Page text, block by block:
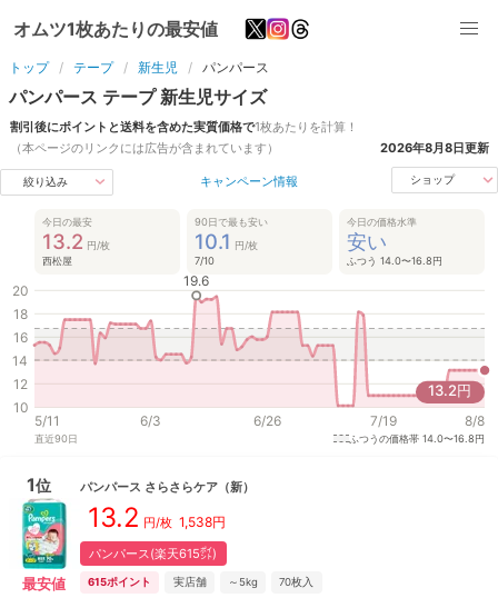
オムツ1枚あたりの最安値
トップ テープ 新生児 パンパース
パンパース テープ 新生児サイズ
割引後にポイントと送料を含めた実質価格で1枚あたりを計算！
（本ページのリンクには広告が含まれています）
2026年8月8日更新
絞り込み キャンペーン情報 ショップ
今日の最安
13.2 円/枚
西松屋
90日で最も安い
10.1 円/枚
7/10
今日の価格水準
安い
ふつう 14.0〜16.8円
10
12
14
16
18
20
5/11 6/3 6/26 7/19 8/8
19.6
13.2円
直近90日 ふつうの価格帯14.0〜16.8円
1位
最安値
パンパース さらさらケア （新）
13.2 円/枚 1,538円
パンパース(楽天615㌽)
615ポイント 実店舗 ～5kg 70枚入